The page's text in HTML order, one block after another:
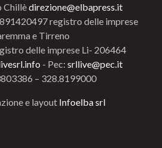
Chillèdirezione@elbapress.it
registro delle imprese
e Tirreno
delle imprese Li- 206464
- Pec: srllive@pec.it
– 328.8199000
e layout Infoelba srl